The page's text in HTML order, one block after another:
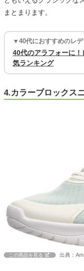
まとまります。
▼40代におすすめのレ
40代のアラフォーに
気ランキング
4.カラーブロックス
この商品を見る 出典：